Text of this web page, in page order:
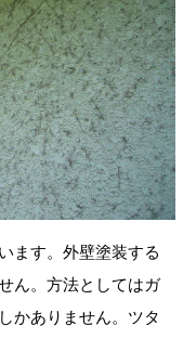
ます。外壁塗装する
ん。方法としてはガ
かありません。ツタ